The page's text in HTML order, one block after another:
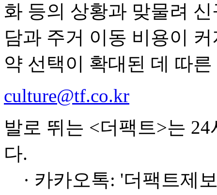
화 등의 상황과 맞물려
담과 주거 이동 비용이
약 선택이 확대된 데 따
culture@tf.co.kr
발로 뛰는 <더팩트>는
다.
· 카카오톡: '더팩트제